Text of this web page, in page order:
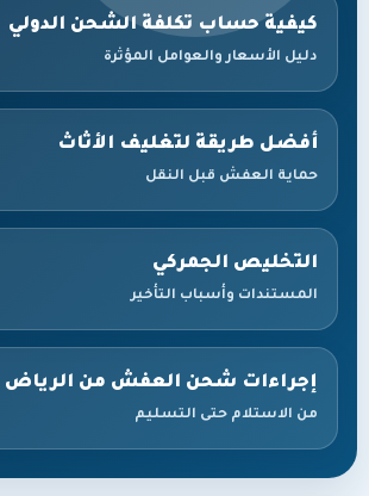
كيفية حساب تكلفة الشحن الدولي
دليل الأسعار والعوامل المؤثرة
أفضل طريقة لتغليف الأثاث
حماية العفش قبل النقل
التخليص الجمركي
المستندات وأسباب التأخير
إجراءات شحن العفش من الرياض
من الاستلام حتى التسليم